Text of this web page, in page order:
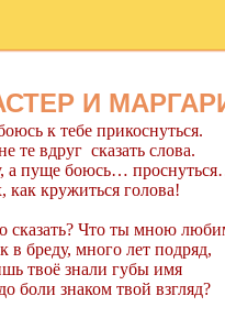
И
к тебе прикоснуться.
те вдруг сказать слова.
а пуще боюсь…
как кружиться голова!
сказать? Что ты мною
в бреду, много лет подряд,
твоё знали губы имя
боли знаком твой взгляд?